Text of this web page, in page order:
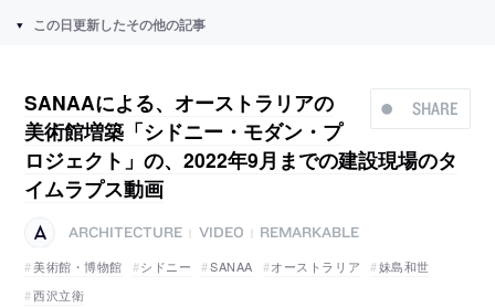
この日更新したその他の記事
SHARE
SANAAによる、オーストラリアの
美術館増築「シドニー・モダン・プ
ロジェクト」の、2022年9月までの建設現場のタ
イムラプス動画
ARCHITECTURE VIDEO
REMARKABLE
美術館・博物館
シドニー SANAA オーストラリア
妹島和世
西沢立衛